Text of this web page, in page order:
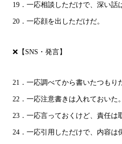
19．一応相談しただけで、深い話
20．一応顔を出しただけだ。
❌【SNS・発言】
21．一応調べてから書いたつもり
22．一応注意書きは入れておいた。
23．一応言っておくけど、責任は
24．一応引用しただけで、内容は